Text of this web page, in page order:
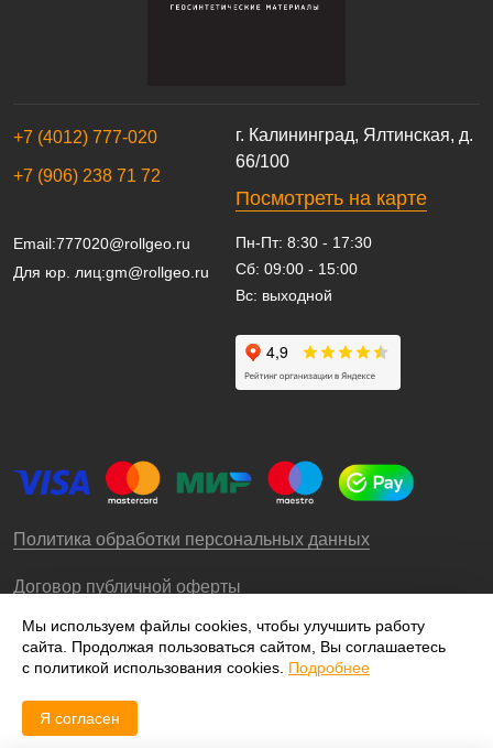
г. Калининград, Ялтинская, д.
66/100
Посмотреть на карте
+7 (4012) 777-020
+7 (906) 238 71 72
Email:777020@rollgeo.ru
Для юр. лиц:gm@rollgeo.ru
Пн-Пт: 8:30 - 17:30
Сб: 09:00 - 15:00
Вс: выходной
Политика обработки персональных данных
Договор публичной оферты
© 2009-2026 – ООО «Роллгео»
Мы используем файлы cookies, чтобы улучшить работу
сайта. Продолжая пользоваться сайтом, Вы соглашаетесь
с политикой использования cookies. Подробнее
Я согласен